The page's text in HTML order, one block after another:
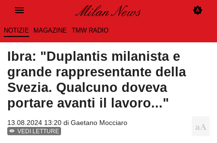
NOTIZIE MAGAZINE TMW RADIO
Ibra: "Duplantis milanista e
grande rappresentante della
Svezia. Qualcuno doveva
portare avanti il lavoro..."
13.08.2024 13:20 di Gaetano Mocciaro
VEDI LETTURE